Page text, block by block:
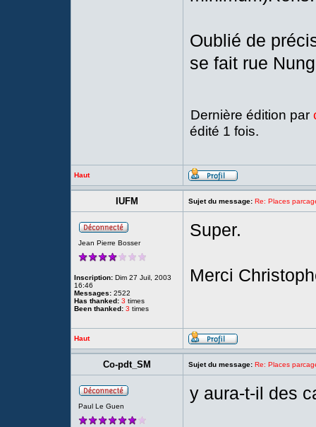
Oublié de
se fait rue
Dernière édition par
édité 1 fois.
Haut
IUFM Sujet du message: Re: Places
Jean Pierre Bosser
Inscription: Dim 27 Juil, 2003
16:46
Messages: 2522
Has thanked: 3 times
Been thanked: 3 times
Super.
Merci
Haut
Co-pdt_SM Sujet du message: Re: Places
Paul Le Guen
y aura-t-il des